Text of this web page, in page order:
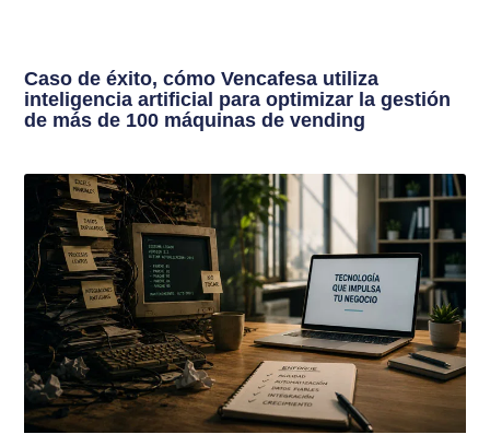
Caso de éxito, cómo Vencafesa utiliza
inteligencia artificial para optimizar la gestión
de más de 100 máquinas de vending